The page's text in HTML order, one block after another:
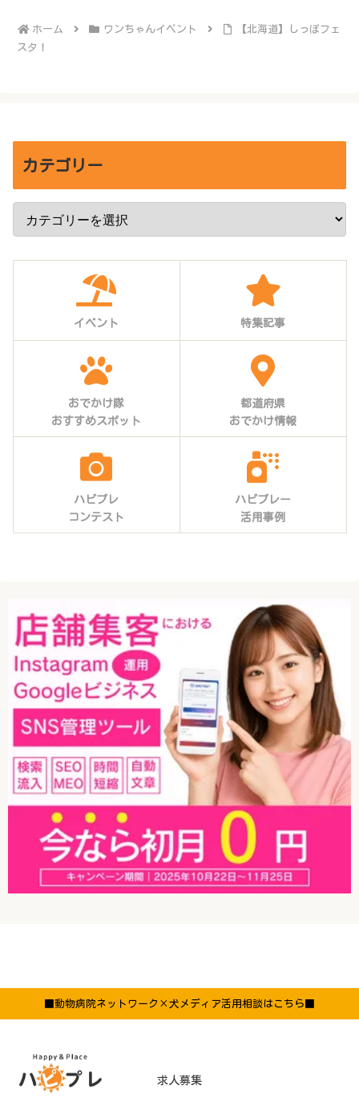
ホーム ワンちゃんイベント
【北海道】しっぽフェ
スタ！
カテゴリー
イベント 特集記事
おでかけ隊
おすすめスポット
都道府県
おでかけ情報
ハピプレ
コンテスト
ハピプレー
活用事例
■動物病院ネットワーク×犬メディア活用相談はこちら■
求人募集